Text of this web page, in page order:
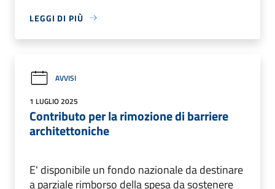
LEGGI DI PIÙ
AVVISI
1 LUGLIO 2025
Contributo per la rimozione di barriere
architettoniche
E' disponibile un fondo nazionale da destinare
a parziale rimborso della spesa da sostenere